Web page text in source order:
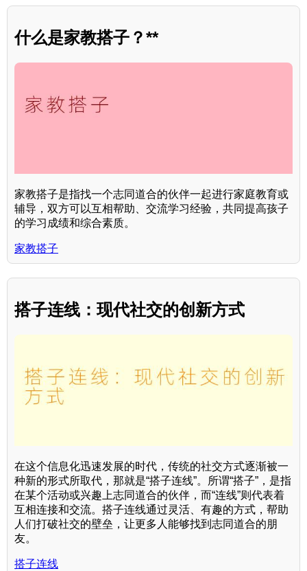
什么是家教搭子？**
家教搭子是指找一个志同道合的伙伴一起进行家庭教育或
辅导，双方可以互相帮助、交流学习经验，共同提高孩子
的学习成绩和综合素质。
家教搭子
搭子连线：现代社交的创新方式
在这个信息化迅速发展的时代，传统的社交方式逐渐被一
种新的形式所取代，那就是“搭子连线”。所谓“搭子”，是指
在某个活动或兴趣上志同道合的伙伴，而“连线”则代表着
互相连接和交流。搭子连线通过灵活、有趣的方式，帮助
人们打破社交的壁垒，让更多人能够找到志同道合的朋
友。
搭子连线